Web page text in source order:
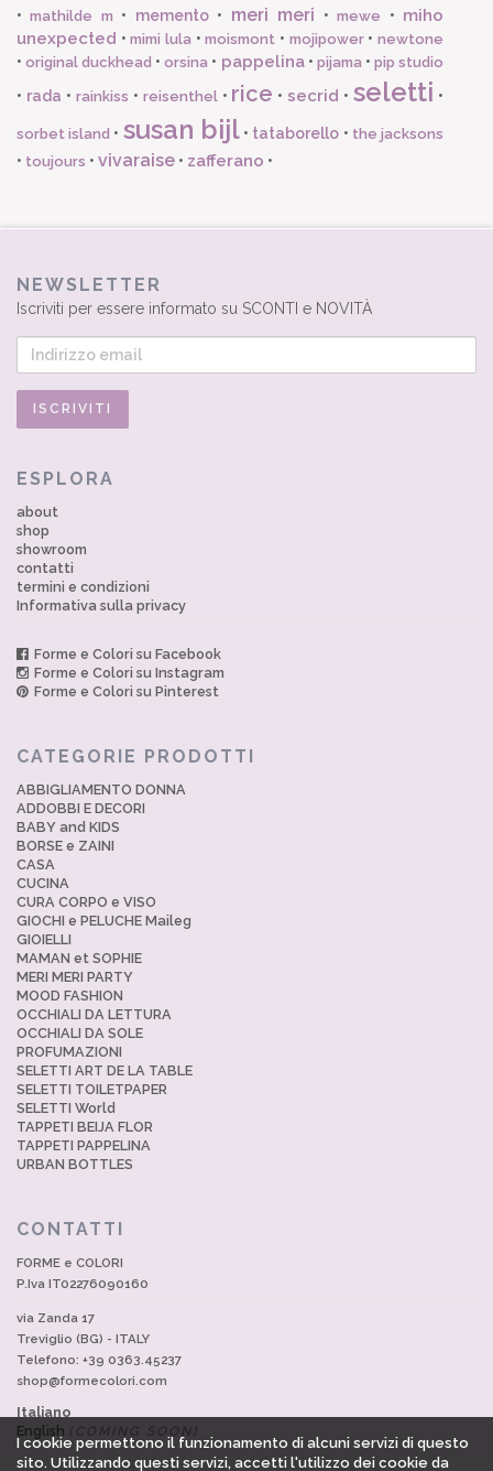
•mathilde m • memento• meri meri •mewe • miho
unexpected •mimi lula •moismont • mojipower•newtone
•original duckhead •orsina • pappelina• pijama • pip studio
• rada • rainkiss • reisenthel• rice •secrid •seletti •
sorbet island • susan bijl• tataborello • the jacksons
• toujours • vivaraise • zafferano •
NEWSLETTER
Iscriviti per essere informato su SCONTI e NOVITÀ
ESPLORA
about
shop
showroom
contatti
termini e condizioni
Informativa sulla privacy
Forme e Colori su Facebook
Forme e Colori su Instagram
Forme e Colori su Pinterest
CATEGORIE PRODOTTI
ABBIGLIAMENTO DONNA
ADDOBBI E DECORI
BABY and KIDS
BORSE e ZAINI
CASA
CUCINA
CURA CORPO e VISO
GIOCHI e PELUCHE Maileg
GIOIELLI
MAMAN et SOPHIE
MERI MERI PARTY
MOOD FASHION
OCCHIALI DA LETTURA
OCCHIALI DA SOLE
PROFUMAZIONI
SELETTI ART DE LA TABLE
SELETTI TOILETPAPER
SELETTI World
TAPPETI BEIJA FLOR
TAPPETI PAPPELINA
URBAN BOTTLES
CONTATTI
FORME e COLORI
P.Iva IT02276090160
via Zanda 17
Treviglio (BG) - ITALY
Telefono: +39 0363.45237
shop@formecolori.com
Italiano
English (COMING SOON)
I cookie permettono il funzionamento di alcuni servizi di questo
sito. Utilizzando questi servizi, accetti l'utilizzo dei cookie da